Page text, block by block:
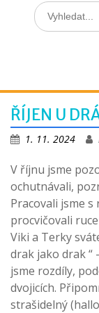
Search
for:
ŘÍJEN U
1. 11. 2024
V říjnu jsme
ochutnávali,
Pracovali jsme
procvičovali
Viki a Terky
drak jako drak “
jsme rozdíly,
dvojicích.
strašidelný